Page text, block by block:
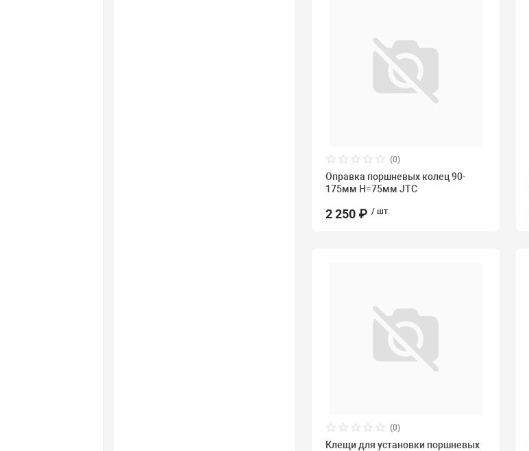
(0)
Оправка поршневых колец 90-
175мм Н=75мм JTC
2 250 ₽ / шт.
(0)
Клещи для установки поршневых